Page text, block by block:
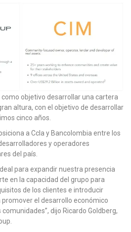
objetivo desarrollar una cartera
altura, con el objetivo de desarrollar
cinco años.
a Ccla y Bancolombia entre los
y operadores
del país.
para expandir nuestra presencia
en la capacidad del grupo para
de los clientes e introducir
el desarrollo económico
dijo Ricardo Goldberg,